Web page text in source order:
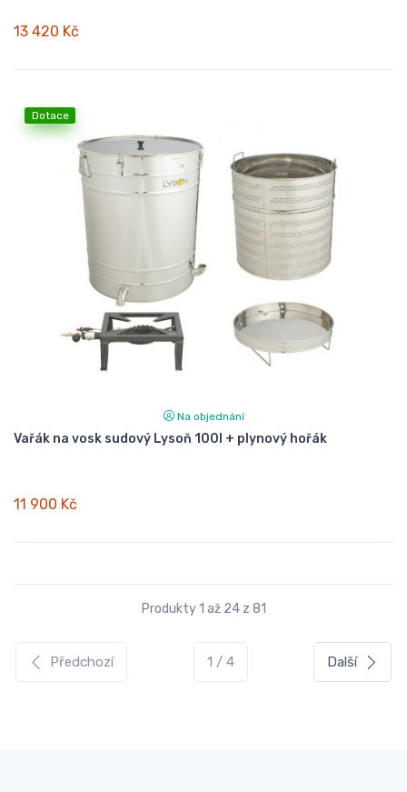
13 420 Kč
Dotace
Na objednání
Vařák na vosk sudový Lysoň 100l + plynový hořák
11 900 Kč
Produkty 1 až 24 z 81
Předchozí 1 / 4 Další